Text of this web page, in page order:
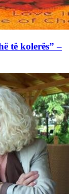
të kolerës” –